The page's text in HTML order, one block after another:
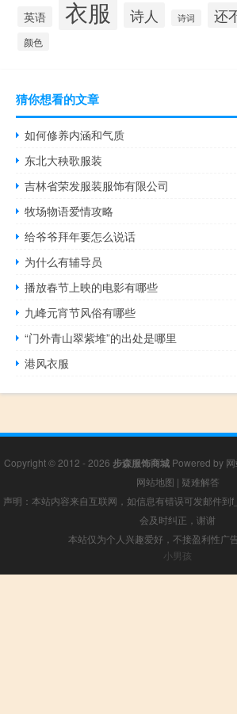
英语 衣服 诗人 诗词 还
颜色
猜你想看的文章
如何修养内涵和气质
东北大秧歌服装
吉林省荣发服装服饰有限公司
牧场物语爱情攻略
给爷爷拜年要怎么说话
为什么有辅导员
播放春节上映的电影有哪些
九峰元宵节风俗有哪些
“门外青山翠紫堆”的出处是哪里
港风衣服
Copyright © 2012 - 2026 步森服饰商城Powered by
网站地图 | 疑难解答
声明：本站内容来自互联网，如信息有错误可发邮件
会及时纠正，谢谢
本站仅为个人兴趣爱好，不接盈利性广
小男孩